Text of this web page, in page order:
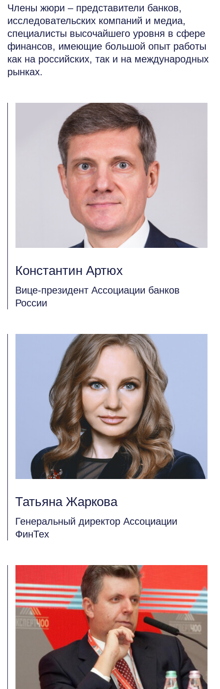
Члены жюри – представители банков,
исследовательских компаний и медиа,
специалисты высочайшего уровня в сфере
финансов, имеющие большой опыт работы
как на российских, так и на международных
рынках.
Константин Артюх
Вице-президент Ассоциации банков
России
Татьяна Жаркова
Генеральный директор Ассоциации
ФинТех